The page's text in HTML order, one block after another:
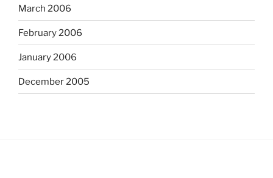
March 2006
February 2006
January 2006
December 2005